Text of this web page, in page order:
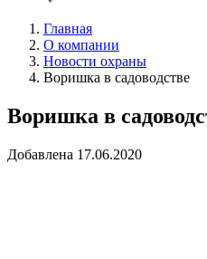
Главная
О компании
Новости охраны
Воришка в садоводстве
Воришка в
Добавлена 17.06.2020